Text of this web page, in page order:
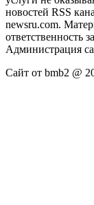
новостей RSS
newsru.com.
ответственность
Администрация
Сайт от bmb2 @